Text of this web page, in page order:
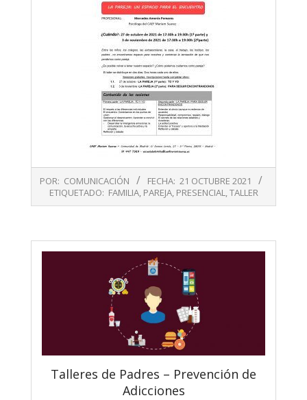
10-
21
POR: COMUNICACIÓN FECHA: 21 OCTUBRE 2021
ETIQUETADO: FAMILIA, PAREJA, PRESENCIAL,TALLER
Talleres de Padres – Prevención de
Adicciones